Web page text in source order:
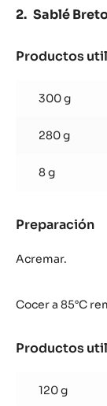
Sablé
Productos
300 g
280 g
8 g
Preparación
Acremar.
Cocer a 85°C
Productos
120 g